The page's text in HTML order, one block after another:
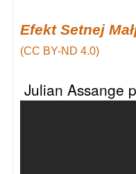
Efekt Setnej
(CC BY-ND 4.0)
Julian Assange